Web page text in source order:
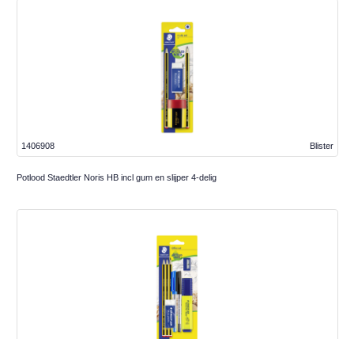
Blister
1406908
Potlood Staedtler Noris HB incl gum en slijper 4-delig